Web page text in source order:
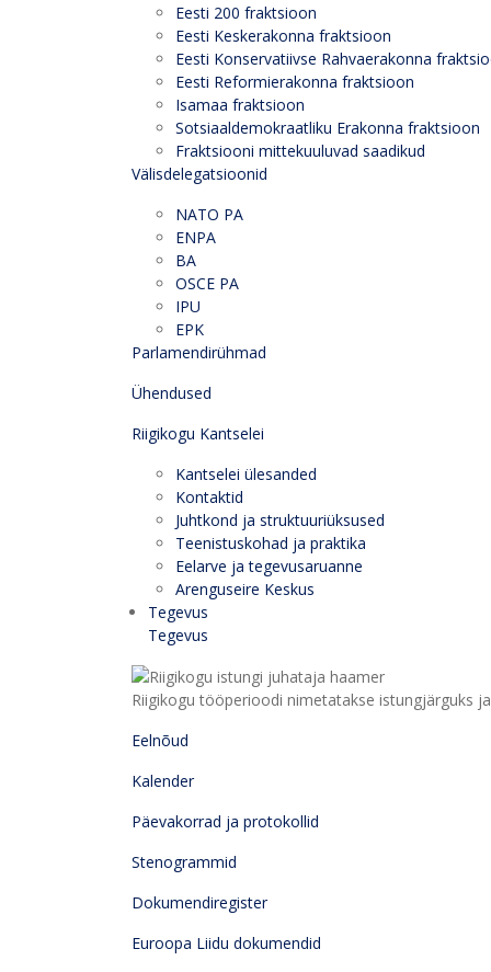
Eesti 200 fraktsioon
Eesti Keskerakonna fraktsioon
Eesti Konservatiivse Rahvaerakonna
Eesti Reformierakonna fraktsioon
Isamaa fraktsioon
Sotsiaaldemokraatliku Erakonna fraktsioon
Fraktsiooni mittekuuluvad saadikud
Välisdelegatsioonid
NATO PA
ENPA
BA
OSCE PA
IPU
EPK
Parlamendirühmad
Ühendused
Riigikogu Kantselei
Kantselei ülesanded
Kontaktid
Juhtkond ja struktuuriüksused
Teenistuskohad ja praktika
Eelarve ja tegevusaruanne
Arenguseire Keskus
Tegevus
Tegevus
Riigikogu tööperioodi nimetatakse istungjärguks
Eelnõud
Kalender
Päevakorrad ja protokollid
Stenogrammid
Dokumendiregister
Euroopa Liidu dokumendid